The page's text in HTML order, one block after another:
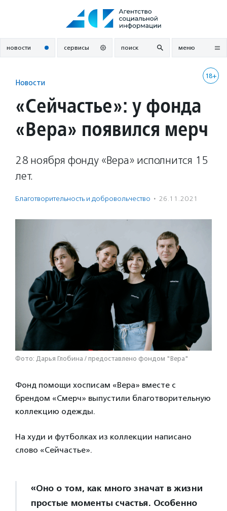
новости сервисы поиск меню
18+
Новости
«Сейчастье»: у фонда
«Вера» появился мерч
28 ноября фонду «Вера» исполнится 15
лет.
Благотвори­тель­ность и доброволь­чест­во · 26.11.2021
Фото: Дарья Глобина / предоставлено фондом "Вера"
Фонд помощи хосписам «Вера» вместе с
брендом «Смерч» выпустили благотворительную
коллекцию одежды.
На худи и футболках из коллекции написано
слово «Сейчастье».
«Оно о том, как много значат в жизни
простые моменты счастья. Особенно